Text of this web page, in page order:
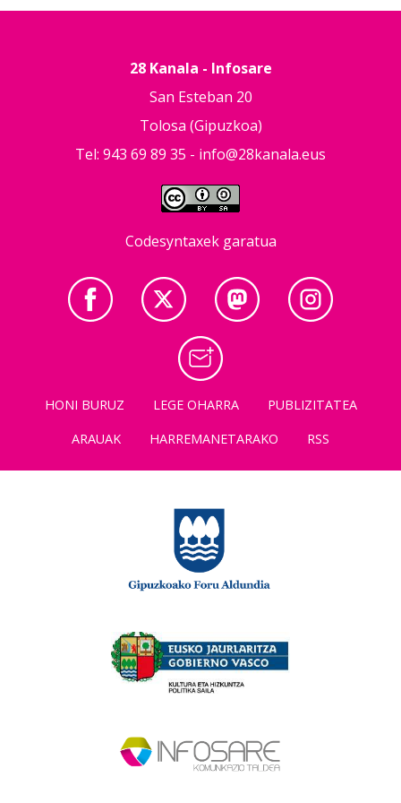
28 Kanala - Infosare
San Esteban 20
Tolosa (Gipuzkoa)
Tel: 943 69 89 35 - info@28kanala.eus
Codesyntaxek garatua
HONI BURUZ LEGE OHARRA
PUBLIZITATEA
ARAUAK
HARREMANETARAKO RSS